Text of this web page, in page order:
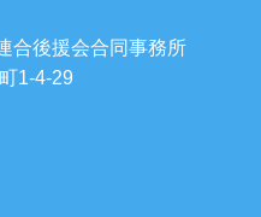
合後援会合同事務所
1-4-29